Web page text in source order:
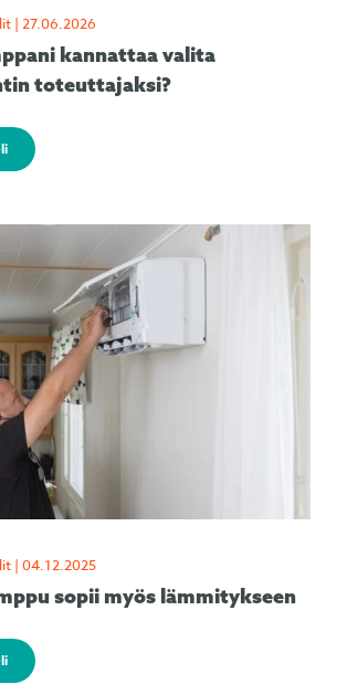
| 27.06.2026
kannattaa valita
toteuttajaksi?
| 04.12.2025
sopii myös lämmitykseen